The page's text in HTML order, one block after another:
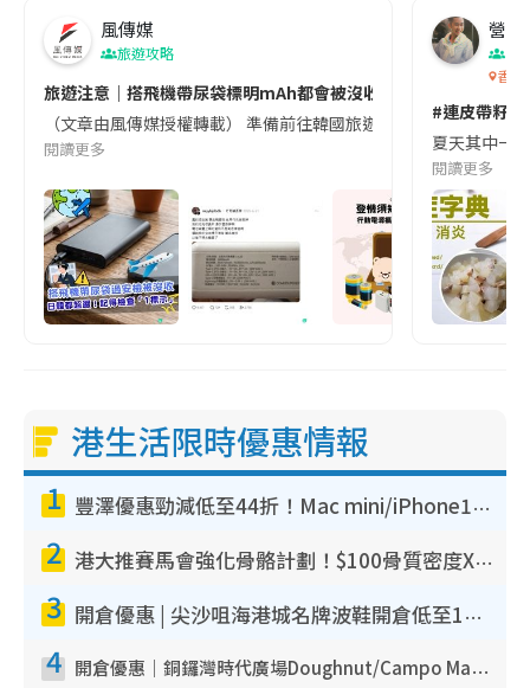
風傳媒
旅遊攻略
旅遊注意｜搭飛機帶尿袋標明mAh都會被沒收😱出發前切記檢查
（文章由風傳媒授權轉載） 準備前往韓國旅遊的民眾，近期要
閱讀更多
營養
香港
#連皮帶籽
夏天其中一
閱讀更多
港生活限時優惠情報
1 豐澤優惠勁減低至44折！Mac mini/iPhone17Pro大減價！廚房家電$220起
2 港大推賽馬會強化骨骼計劃！$100骨質密度X光檢查 完成免費運動訓練送超市禮券！附參加資格
3 開倉優惠 | 尖沙咀海港城名牌波鞋開倉低至1折！On鞋$899起／Joy&Peace鞋履$98起
4 開倉優惠｜銅鑼灣時代廣場Doughnut/Campo Marzio開倉低至1折！背囊、書包、手袋劈價$200起